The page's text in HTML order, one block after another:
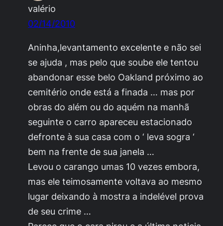
valério
02/14/2010
Aninha,levantamento excelente e não sei
se ajuda , mas pelo que soube ele tentou
abandonar esse belo Oakland próximo ao
cemitério onde está a finada … mas por
obras do além ou do aquém na manhã
seguinte o carro apareceu estacionado
defronte à sua casa com o ‘ leva sogra ‘
bem na frente de sua janela …
Levou o carango umas 10 vezes embora,
mas ele teimosamente voltava ao mesmo
lugar deixando à mostra a indelével prova
de seu crime …